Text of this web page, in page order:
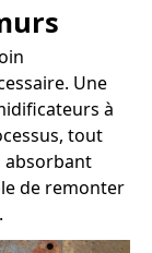
Une
à
tout
absorbant
de remonter